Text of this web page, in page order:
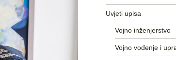
Uvjeti upisa
Vojno inženjerstvo
Vojno vođenje i